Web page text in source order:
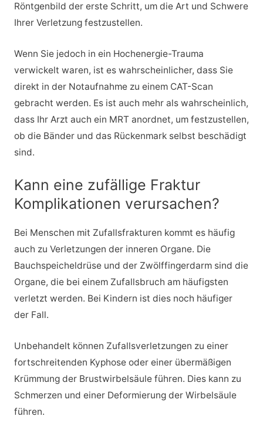
Röntgenbild der erste Schritt, um die Art und Schwere
Ihrer Verletzung festzustellen.
Wenn Sie jedoch in ein Hochenergie-Trauma
verwickelt waren, ist es wahrscheinlicher, dass Sie
direkt in der Notaufnahme zu einem CAT-Scan
gebracht werden. Es ist auch mehr als wahrscheinlich,
dass Ihr Arzt auch ein MRT anordnet, um festzustellen,
ob die Bänder und das Rückenmark selbst beschädigt
sind.
Kann eine zufällige Fraktur
Komplikationen verursachen?
Bei Menschen mit Zufallsfrakturen kommt es häufig
auch zu Verletzungen der inneren Organe. Die
Bauchspeicheldrüse und der Zwölffingerdarm sind die
Organe, die bei einem Zufallsbruch am häufigsten
verletzt werden. Bei Kindern ist dies noch häufiger
der Fall.
Unbehandelt können Zufallsverletzungen zu einer
fortschreitenden Kyphose oder einer übermäßigen
Krümmung der Brustwirbelsäule führen. Dies kann zu
Schmerzen und einer Deformierung der Wirbelsäule
führen.